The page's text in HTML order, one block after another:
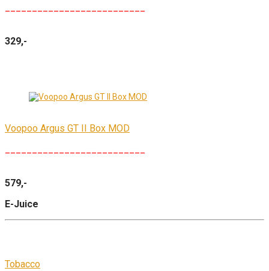
329,-
Voopoo Argus GT II Box MOD
579,-
E-Juice
Tobacco